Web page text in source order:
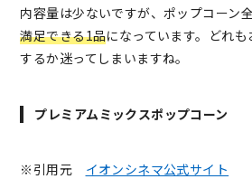
内容量は少ないですが、ポップコーン
満足できる1品になっています。どれ
するか迷ってしまいますね。
プレミアムミックスポップコーン
※引用元 イオンシネマ公式サイト